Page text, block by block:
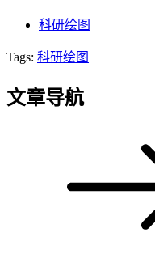
科研绘图
Tags: 科研绘图
文章导航